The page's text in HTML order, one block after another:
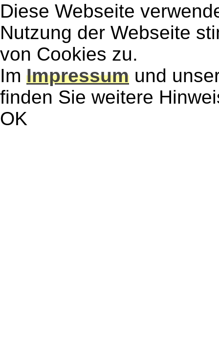
Diese Webseite
Nutzung der Webseite
von Cookies zu.
Im Impressum und
finden Sie weitere
OK